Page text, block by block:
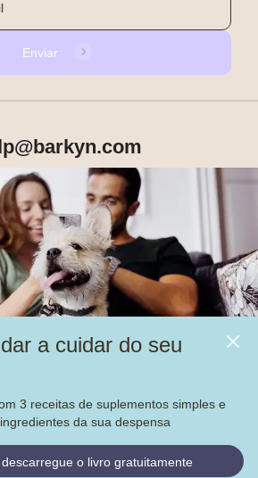
a cuidar do seu
3 receitas de suplementos simples e
da sua despensa
o livro gratuitamente
Enviar
4.000 avaliações no
2022